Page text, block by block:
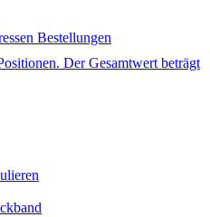
Bestellungen
Der Gesamtwert beträgt